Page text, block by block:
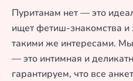
Пуританам нет — это
ищет фетиш-знакомства и
такими же интересами.
— это интимная и
гарантируем, что все